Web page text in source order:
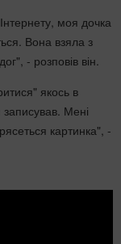
моя дочка
Вона взяла з
- розповів він.
якось в
записував. Мені
картинка", -